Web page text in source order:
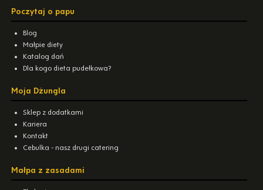
Poczytaj o papu
Blog
Małpie diety
Katalog dań
Dla kogo dieta pudełkowa?
Moja Dżungla
Sklep z dodatkami
Kariera
Kontakt
Cebulka - nasz drugi catering
Małpa z zasadami